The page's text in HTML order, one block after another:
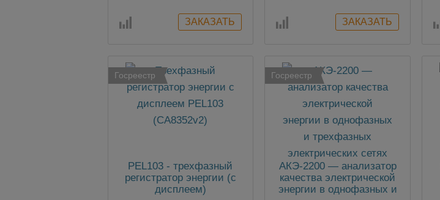
Госреестр
PEL103 - трехфазный
регистратор энергии (с
дисплеем)
Госреестр
АКЭ-2200 — анализатор
качества электрической
энергии в однофазных и